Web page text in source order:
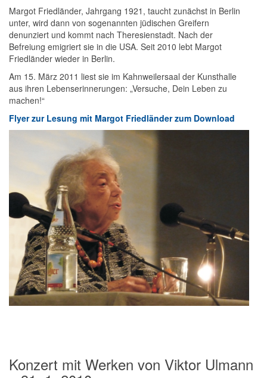
Margot Friedländer, Jahrgang 1921, taucht zunächst in Berlin
unter, wird dann von sogenannten jüdischen Greifern
denunziert und kommt nach Theresienstadt. Nach der
Befreiung emigriert sie in die USA. Seit 2010 lebt Margot
Friedländer wieder in Berlin.
Am 15. März 2011 liest sie im Kahnweilersaal der Kunsthalle
aus ihren Lebenserinnerungen: „Versuche, Dein Leben zu
machen!“
Flyer zur Lesung mit Margot Friedländer zum Download
Konzert mit Werken von Viktor Ulmann